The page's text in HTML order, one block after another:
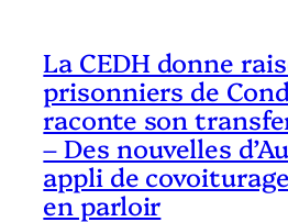
La CEDH donne
prisonniers de
raconte son
– Des nouvelles
appli de
en parloir